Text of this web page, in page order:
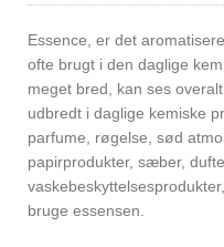
Essence, er det
ofte brugt i den daglige
meget bred, kan ses
udbredt i daglige kemiske
parfume, røgelse, sød
papirprodukter, sæber,
bruge essensen.